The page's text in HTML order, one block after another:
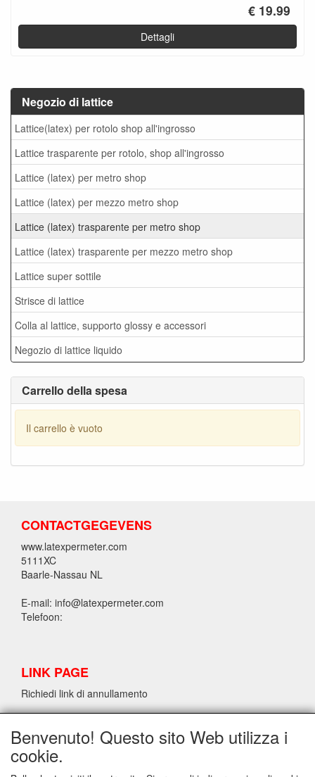
Negozio di lattice
Lattice(latex) per rotolo shop all'ingrosso
Lattice trasparente per rotolo, shop all'ingrosso
Lattice (latex) per metro shop
Lattice (latex) per mezzo metro shop
Lattice (latex) trasparente per metro shop
Lattice (latex) trasparente per mezzo metro shop
Lattice super sottile
Strisce di lattice
Colla al lattice, supporto glossy e accessori
Negozio di lattice liquido
Carrello della spesa
Il carrello è vuoto
€ 19.99
Dettagli
CONTACTGEGEVENS
www.latexpermeter.com
5111XC
Baarle-Nassau NL
E-mail: info@latexpermeter.com
Telefoon:
LINK PAGE
Richiedi link di annullamento
INFORMAZIONI SUL LATTICE/LATEX LPM
Richiedi link di annullamento
Benvenuto! Questo sito Web utilizza i
cookie.